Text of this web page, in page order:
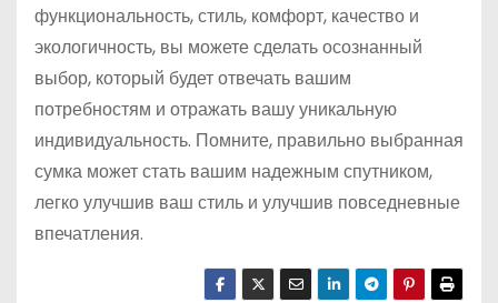
функциональность, стиль, комфорт, качество и
экологичность, вы можете сделать осознанный
выбор, который будет отвечать вашим
потребностям и отражать вашу уникальную
индивидуальность. Помните, правильно выбранная
сумка может стать вашим надежным спутником,
легко улучшив ваш стиль и улучшив повседневные
впечатления.